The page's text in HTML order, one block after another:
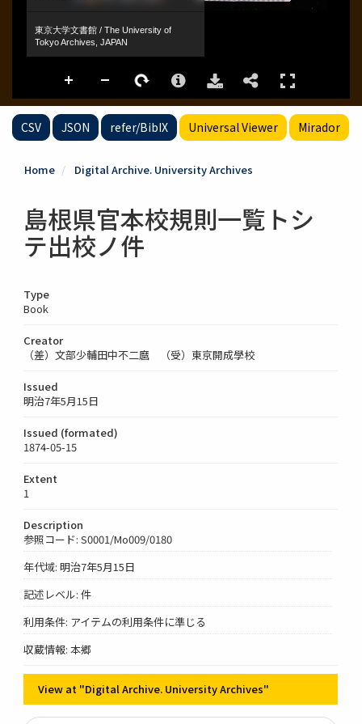
CSV JSON refer/BibIX Universal Viewer Mirador
Home Digital Archive. University Archives
島根県官本校規則一覧トシ
テ出校ノ件
Type
Book
Creator
（差）文部少輔田中不二麿 （受）東京開成學校
Issued
明治7年5月15日
Issued (formated)
1874-05-15
Extent
1
Description
参照コード: S0001/Mo009/0180
年代域: 明治7年5月15日
記述レベル: 件
利用条件: アイテムの利用条件に準じる
収蔵情報: 本郷
View at "Digital Archive. University Archives"